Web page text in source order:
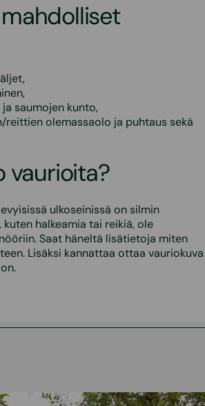
saumojen kunto,
reittien olemassaolo ja puhtaus sekä
vaurioita?
ulkoseinissä on silmin
halkeamia tai reikiä, ole
Saat häneltä lisätietoja miten
Lisäksi kannattaa ottaa vauriokuva